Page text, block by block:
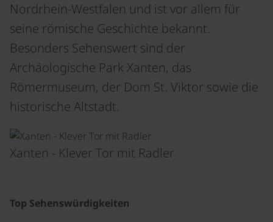
Nordrhein-Westfalen und ist vor allem für
seine römische Geschichte bekannt.
Besonders Sehenswert sind der
Archäologische Park Xanten, das
Römermuseum, der Dom St. Viktor sowie die
historische Altstadt.
Xanten - Klever Tor mit Radler
Top Sehenswürdigkeiten